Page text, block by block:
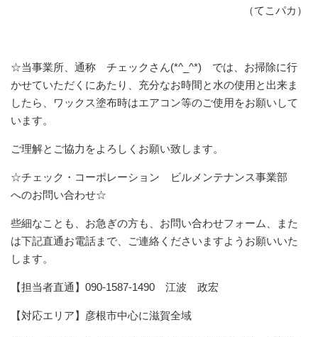
（てこパカ）
☆当事業所、通称 チェックさん(*^_^*) では、お掃除に行
かせていただくにあたり、充分なお時間と水の使用と出来ま
したら、ワックス塗布時はエアコン等のご使用をお願いして
います。
ご理解とご協力をよろしくお願い致します。
☆チェック・コーポレーション ビルメンテナンス事業部
へのお問い合わせ☆
些細なことも、お急ぎの方も、お問い合わせフォーム、また
は下記直通お電話まで、ご連絡くださいますようお願いいた
します。
【担当者直通】090-1587-1490 江波 政宏
【対応エリア】彦根市中心に滋賀全域